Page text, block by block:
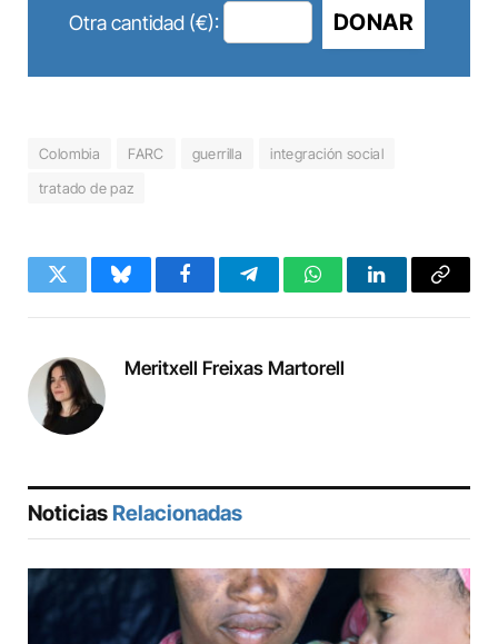
Otra cantidad (€): DONAR
Colombia FARC guerrilla
integración social
tratado de paz
Twitter BlueskyFacebookTelegramWhatsAppLinkedInCopy
Meritxell Freixas Martorell
Noticias Relacionadas